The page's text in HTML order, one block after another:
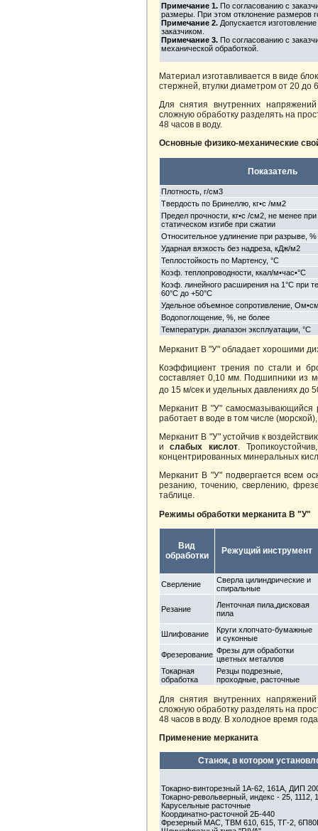
Примечание 1. По согласованию с
размеры. При этом отклонение размеров
Примечание 2. Допускается
заказчиком.
Примечание 3. По согласованию с
механической обработкой.
Материал изготавливается в виде
стержней, втулки диаметром от 20 до
Для снятия внутренних
сложную обработку разделять на
48 часов в воду.
Основные физико-механические
Показатель
Плотность, г/см3
Твердость по Бринеллю, кг•с /мм2
Предел прочности, кг•с /см2, не менее
статическом изгибе при сжатии
Относительное удлинение при разрыве, %
Ударная вязкость без надреза, кДж/м2
Теплостойкость по Мартенсу, °С
Коэф. теплопроводности, ккал/м•час•°С
Коэф. линейного расширения на 1°С при
60°С до +50°С
Удельное объемное сопротивление,
Водопоглощение, %, не более
Температурн. диапазон эксплуатации, °С
Мерканит В "У" обладает хорошими
Коэффициент трения по стали и
составляет 0,10 мм. Подшипники из
до 15 м/сек и удельных давлениях до
Мерканит В "У" самосмазывающийся
работает в воде в том числе
Мерканит В "У" устойчив к
ислабых кислот.
концентрированных минеральных
Мерканит В "У" подвергается всем
резанию, точению, сверлению,
таблице.
Режимы обработки мерканита В "У"
Вид
обработки
Режущий инструмент
Сверление
Сверла цилиндрические и
спиральные
Резание
Ленточная пила,дисковая
пила
Шлифование
Круги хлопчато-бумажные
и суконные
Фрезерование Фрезы для обработки
цветных металлов
Токарная
обработка
Резцы подрезные,
проходные, расточные
Для снятия внутренних
сложную обработку разделять на
48 часов в воду. В холодное время
Применение мерканита
Станок, в котором
Токарно-винторезный 1А-62, 161А, ДИП
Токарно-револьверный, индекс - 25, 1112,
Карусельные расточные
Координатно-расточной 2Б-440
Фрезерный МАС, ТВМ 610, 615, ТГ-2,